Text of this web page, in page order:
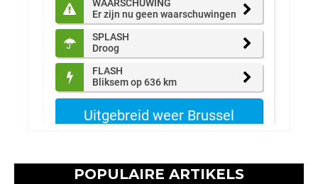
POPULAIRE ARTIKELS